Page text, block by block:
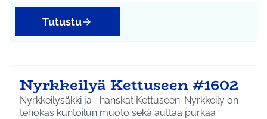
Tutustu
Nyrkkeilyä Kettuseen #1602
Nyrkkeilysäkki ja –hanskat Kettuseen. Nyrkkeily on
tehokas kuntoilun muoto sekä auttaa purkaa